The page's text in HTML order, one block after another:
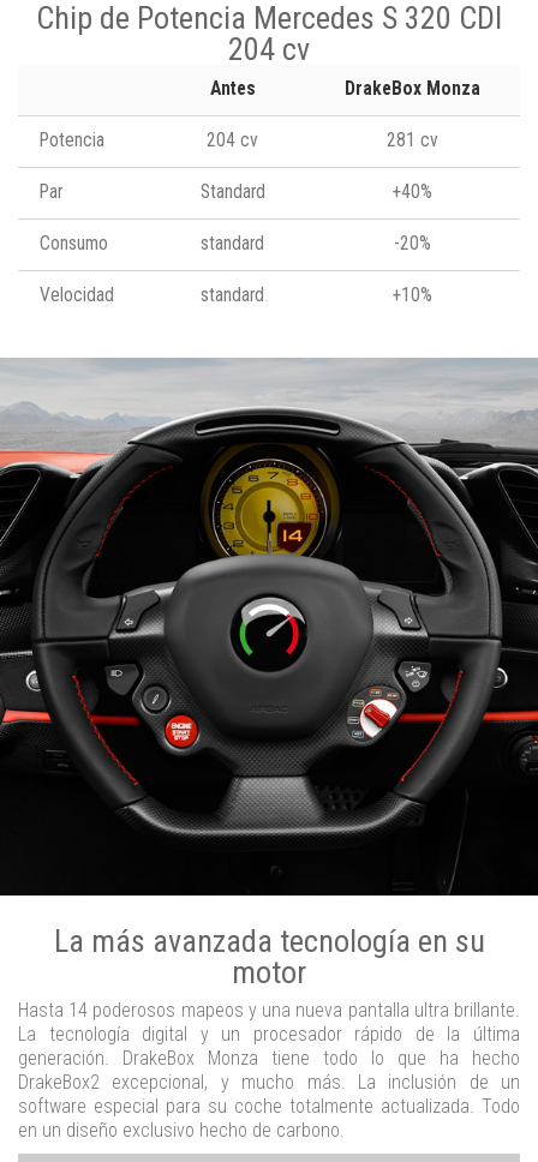
Chip de Potencia Mercedes S 320 CDI
204 cv
Antes DrakeBox Monza
Potencia 204 cv 281 cv
Par Standard +40%
Consumo standard -20%
Velocidad standard +10%
La más avanzada tecnología en su
motor
Hasta 14 poderosos mapeos y una nueva pantalla ultra brillante.
La tecnología digital y un procesador rápido de la última
generación. DrakeBox Monza tiene todo lo que ha hecho
DrakeBox2 excepcional, y mucho más. La inclusión de un
software especial para su coche totalmente actualizada. Todo
en un diseño exclusivo hecho de carbono.